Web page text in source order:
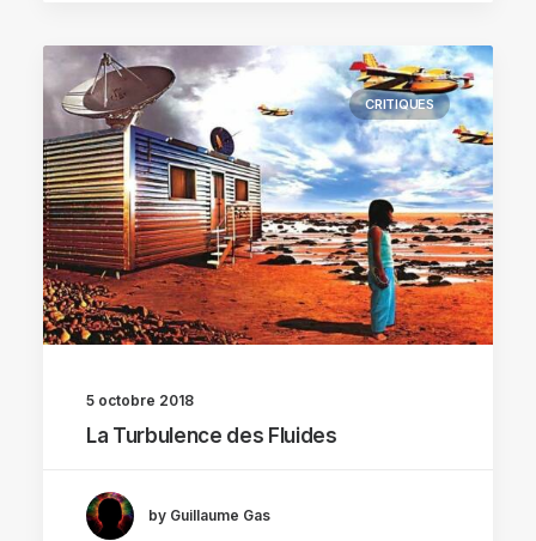
CRITIQUES
5 octobre 2018
La Turbulence des Fluides
by Guillaume Gas